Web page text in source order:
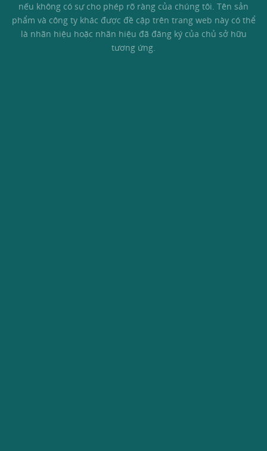
nếu không có sự cho phép rõ ràng của chúng tôi. Tên sản
phẩm và công ty khác được đề cập trên trang web này có thể
là nhãn hiệu hoặc nhãn hiệu đã đăng ký của chủ sở hữu
tương ứng.